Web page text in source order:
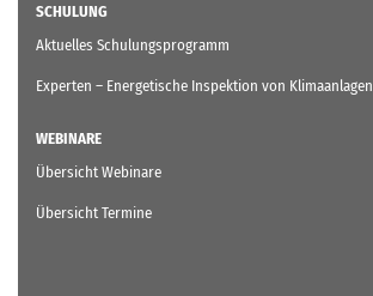
SCHULUNG
Aktuelles Schulungsprogramm
Experten – Energetische Inspektion von Klimaanlagen
WEBINARE
Übersicht Webinare
Übersicht Termine